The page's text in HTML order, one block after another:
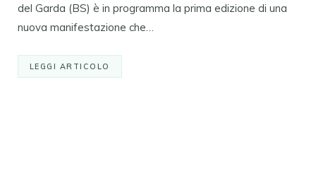
del Garda (BS) è in programma la prima edizione di una
nuova manifestazione che…
LEGGI ARTICOLO